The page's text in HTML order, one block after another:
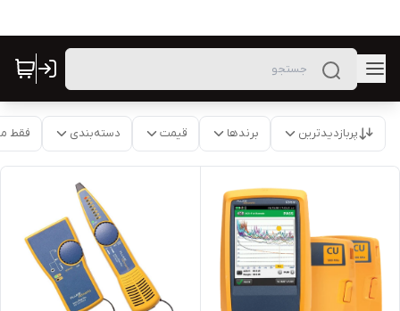
پربازدیدترین برندها قیمت دسته‌بندی فقط